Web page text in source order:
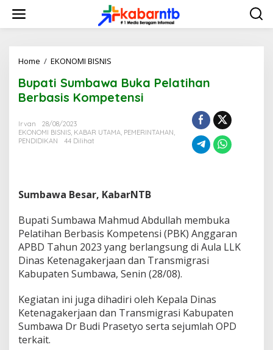
w
Home / EKONOMI BISNIS
p
a
t
u
a
u
k
a
P
e
l
a
i
h
a
Bupati Sumbawa Buka Pelatihan
Berbasis Kompetensi
Irvan
28/08/2023
EKONOMI BISNIS, KABAR UTAMA, PEMERINTAHAN,
PENDIDIKAN
44 Dilihat
Sumbawa Besar, KabarNTB
Bupati Sumbawa Mahmud Abdullah membuka
Pelatihan Berbasis Kompetensi (PBK) Anggaran
APBD Tahun 2023 yang berlangsung di Aula LLK
Dinas Ketenagakerjaan dan Transmigrasi
Kabupaten Sumbawa, Senin (28/08).
Kegiatan ini juga dihadiri oleh Kepala Dinas
Ketenagakerjaan dan Transmigrasi Kabupaten
Sumbawa Dr Budi Prasetyo serta sejumlah OPD
terkait.